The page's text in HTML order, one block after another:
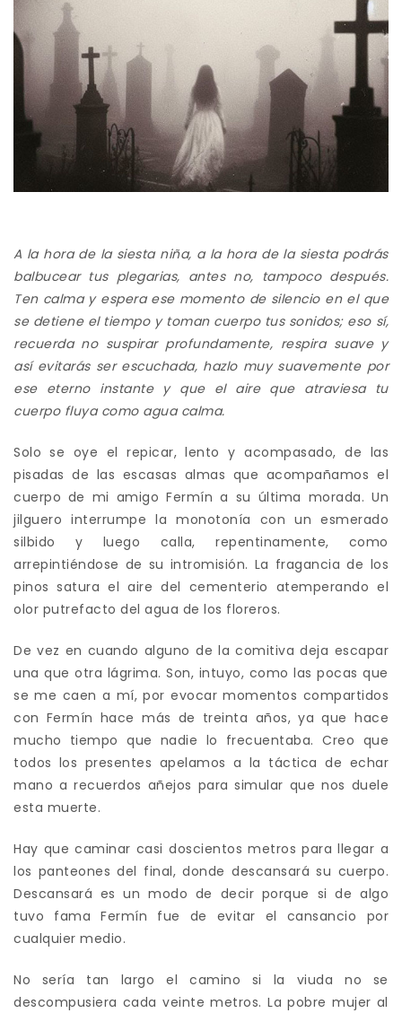
A la hora de la siesta niña, a la hora de la siesta podrás
balbucear tus plegarias, antes no, tampoco después.
Ten calma y espera ese momento de silencio en el que
se detiene el tiempo y toman cuerpo tus sonidos; eso sí,
recuerda no suspirar profundamente, respira suave y
así evitarás ser escuchada, hazlo muy suavemente por
ese eterno instante y que el aire que atraviesa tu
cuerpo fluya como agua calma.
Solo se oye el repicar, lento y acompasado, de las
pisadas de las escasas almas que acompañamos el
cuerpo de mi amigo Fermín a su última morada. Un
jilguero interrumpe la monotonía con un esmerado
silbido y luego calla, repentinamente, como
arrepintiéndose de su intromisión. La fragancia de los
pinos satura el aire del cementerio atemperando el
olor putrefacto del agua de los floreros.
De vez en cuando alguno de la comitiva deja escapar
una que otra lágrima. Son, intuyo, como las pocas que
se me caen a mí, por evocar momentos compartidos
con Fermín hace más de treinta años, ya que hace
mucho tiempo que nadie lo frecuentaba. Creo que
todos los presentes apelamos a la táctica de echar
mano a recuerdos añejos para simular que nos duele
esta muerte.
Hay que caminar casi doscientos metros para llegar a
los panteones del final, donde descansará su cuerpo.
Descansará es un modo de decir porque si de algo
tuvo fama Fermín fue de evitar el cansancio por
cualquier medio.
No sería tan largo el camino si la viuda no se
descompusiera cada veinte metros. La pobre mujer al